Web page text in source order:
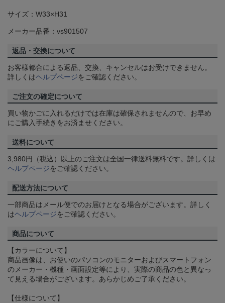
サイズ：W33×H31
メーカー品番：vs901507
返品・交換について
お客様都合による返品、交換、キャンセルはお受けできません。
詳しくはヘルプページをご確認ください。
ご注文の確定について
買い物かごに入れるだけでは在庫は確保されませんので、お早め
にご購入手続きをお済ませください。
送料について
3,980円（税込）以上のご注文は全国一律送料無料です。詳しくは
ヘルプページをご確認ください。
配送方法について
一部商品はメール便でのお届けとなる場合がございます。詳しく
はヘルプページをご確認ください。
商品について
【カラーについて】
商品画像は、お使いのパソコンのモニターおよびスマートフォン
のメーカー・機種・画面設定等により、実際の商品の色と異なっ
て見える場合がございます。あらかじめご了承ください。
【仕様について】